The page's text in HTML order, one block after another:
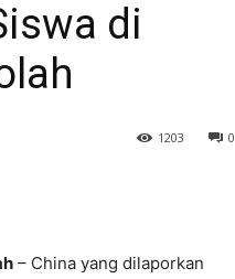
di
0
1203
– China yang dilaporkan